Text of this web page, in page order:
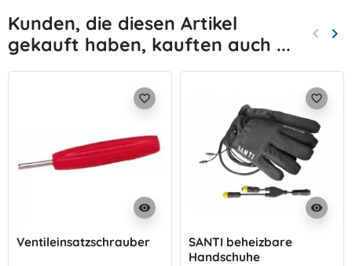
Kunden, die diesen Artikel
gekauft haben, kauften auch ...
Zurück
keyboard_arrow_left keyboard_arrow_right
visibility
favorite_border
Ventileinsatzschrauber
visibility
favorite_border
SANTI beheizbare
Handschuhe